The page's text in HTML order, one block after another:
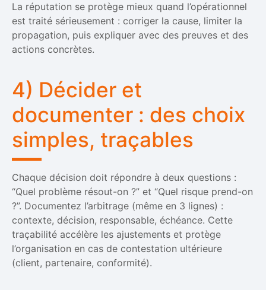
La réputation se protège mieux quand l’opérationnel
est traité sérieusement : corriger la cause, limiter la
propagation, puis expliquer avec des preuves et des
actions concrètes.
4) Décider et
documenter : des choix
simples, traçables
Chaque décision doit répondre à deux questions :
“Quel problème résout-on ?” et “Quel risque prend-on
?”. Documentez l’arbitrage (même en 3 lignes) :
contexte, décision, responsable, échéance. Cette
traçabilité accélère les ajustements et protège
l’organisation en cas de contestation ultérieure
(client, partenaire, conformité).